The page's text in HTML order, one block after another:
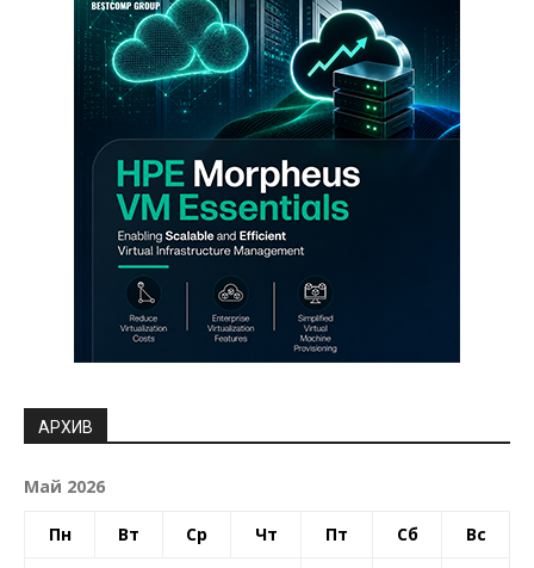
АРХИВ
Май 2026
Пн Вт Ср Чт Пт Сб Вс